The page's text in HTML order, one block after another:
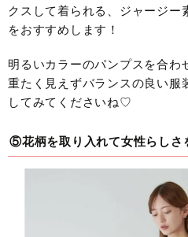
クスして着られる、ジャージー
をおすすめします！
明るいカラーのパンプスを合
重たく見えずバランスの良い服
してみてくださいね♡
⑤花柄を取り入れて女性らし